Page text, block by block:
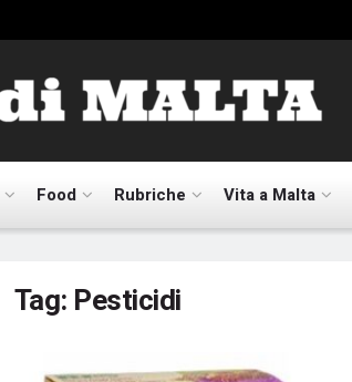
Food Rubriche Vita a Malta
Tag: Pesticidi